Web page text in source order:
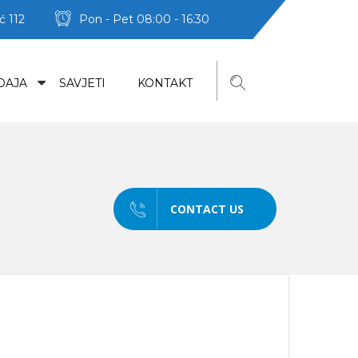
112 Pon - Pet 08:00 - 16:30
SAVJETI KONTAKT
CONTACT US